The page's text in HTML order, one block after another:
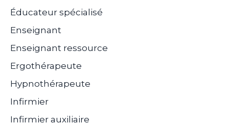
Éducateur spécialisé
Enseignant
Enseignant ressource
Ergothérapeute
Hypnothérapeute
Infirmier
Infirmier auxiliaire